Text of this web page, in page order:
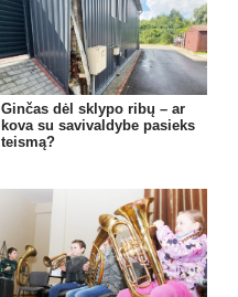
Ginčas dėl sklypo ribų – ar
kova su savivaldybe pasieks
teismą?